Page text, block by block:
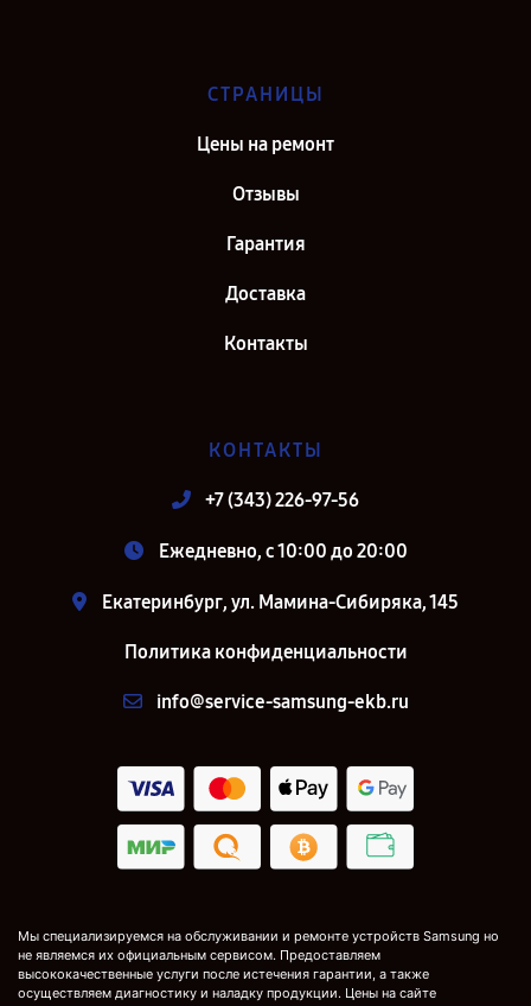
СТРАНИЦЫ
Цены на ремонт
Отзывы
Гарантия
Доставка
Контакты
КОНТАКТЫ
+7 (343) 226-97-56
Ежедневно, с 10:00 до 20:00
Екатеринбург, ул. Мамина-Сибиряка, 145
Политика конфиденциальности
info@service-samsung-ekb.ru
Мы специализируемся на обслуживании и ремонте устройств Samsung но
не являемся их официальным сервисом. Предоставляем
высококачественные услуги после истечения гарантии, а также
осуществляем диагностику и наладку продукции. Цены на сайте